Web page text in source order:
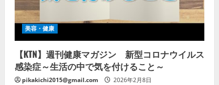
美容・健康
【KTN】週刊健康マガジン 新型コロナウイルス
感染症～生活の中で気を付けること～
pikakichi2015@gmail.com 2026年2月8日